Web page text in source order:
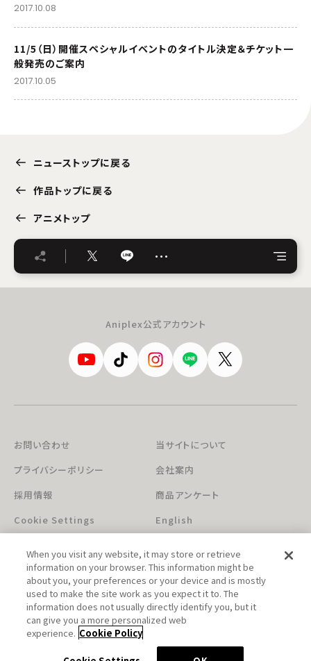
2017.10.08
11/5（日）開催スペシャルイベントのタイトル決定＆チケット一
般発売のご案内
2017.10.05
ニューストップに戻る
作品トップに戻る
アニメトップ
…
Aniplex公式アカウント
お問い合わせ
当サイトについて
プライバシーポリシー
会社案内
採用情報
商品アンケート
Cookie Settings
English
このホームページに掲載されている著作物の無断利用を禁じます。
When you visit any website, it may store or retrieve
information on your browser. This information might be
about you, your preferences or your device and is mostly
used to make the site work as you expect it to. The
information does not usually directly identify you, but it
can give you a more personalized web
experience. Cookie Policy